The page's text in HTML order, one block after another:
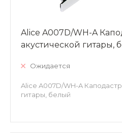
Alice A007D/WH-A
акустической гитары,
Ожидается
Alice A007D/WH-A
гитары, белый